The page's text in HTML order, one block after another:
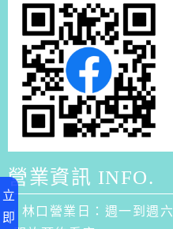
營業資訊 INFO.
．林口營業日：週一到週六
立
即